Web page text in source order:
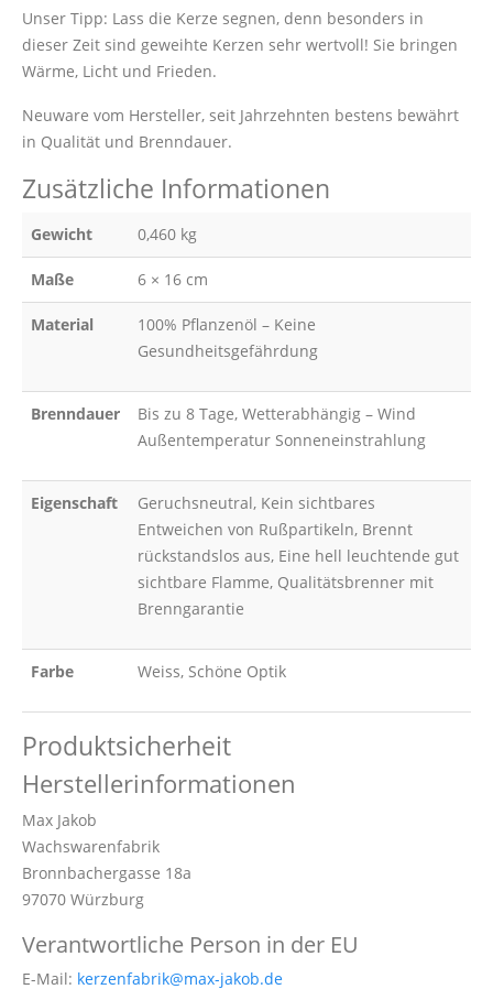
Unser Tipp: Lass die Kerze segnen, denn besonders in
dieser Zeit sind geweihte Kerzen sehr wertvoll! Sie bringen
Wärme, Licht und Frieden.
Neuware vom Hersteller, seit Jahrzehnten bestens bewährt
in Qualität und Brenndauer.
Zusätzliche Informationen
Gewicht 0,460 kg
Maße 6 × 16 cm
Material
100% Pflanzenöl – Keine
Gesundheitsgefährdung
Brenndauer
Bis zu 8 Tage, Wetterabhängig – Wind
Außentemperatur Sonneneinstrahlung
Eigenschaft
Geruchsneutral, Kein sichtbares
Entweichen von Rußpartikeln, Brennt
rückstandslos aus, Eine hell leuchtende gut
sichtbare Flamme, Qualitätsbrenner mit
Brenngarantie
Farbe Weiss, Schöne Optik
Produktsicherheit
Herstellerinformationen
Max Jakob
Wachswarenfabrik
Bronnbachergasse 18a
97070 Würzburg
Verantwortliche Person in der EU
E-Mail: kerzenfabrik@max-jakob.de